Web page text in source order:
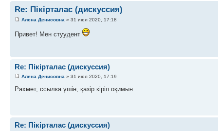
Re: Пікірталас (дискуссия)
Алена Денисовна » 31 июл 2020, 17:18
Привет! Мен стуудент
Re: Пікірталас (дискуссия)
Алена Денисовна » 31 июл 2020, 17:19
Рахмет, ссылка үшін, қазір кіріп оқимын
Re: Пікірталас (дискуссия)